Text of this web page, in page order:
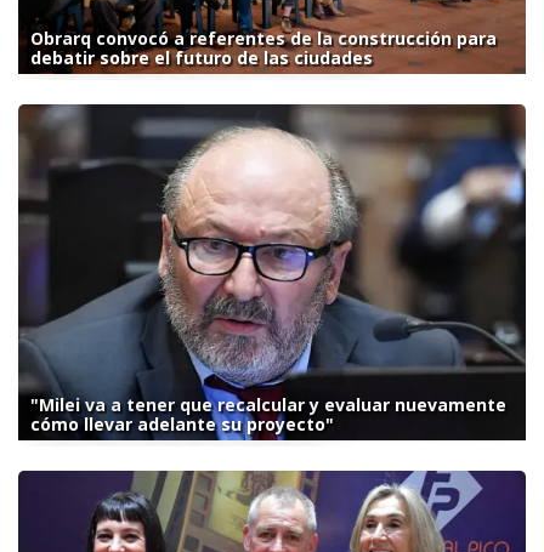
Obrarq convocó a referentes de la construcción para
debatir sobre el futuro de las ciudades
"Milei va a tener que recalcular y evaluar nuevamente
cómo llevar adelante su proyecto"